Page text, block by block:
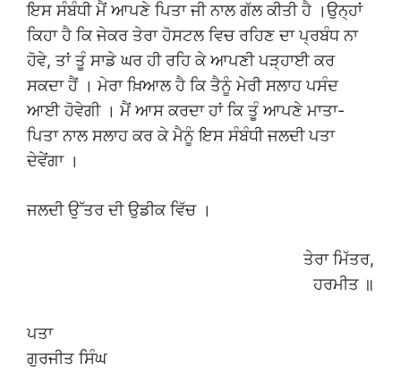
ਇਸ ਸੰਬੰਧੀ ਮੈਂ ਆਪਣੇ ਪਿਤਾ ਜੀ ਨਾਲ ਗੱਲ ਕੀਤੀ ਹੈ ।ਉਨ੍ਹਾਂ
ਕਿਹਾ ਹੈ ਕਿ ਜੇਕਰ ਤੇਰਾ ਹੋਸਟਲ ਵਿਚ ਰਹਿਣ ਦਾ ਪ੍ਰਬੰਧ ਨਾ
ਹੋਵੇ, ਤਾਂ ਤੂੰ ਸਾਡੇ ਘਰ ਹੀ ਰਹਿ ਕੇ ਆਪਣੀ ਪੜ੍ਹਾਈ ਕਰ
ਸਕਦਾ ਹੈਂ । ਮੇਰਾ ਖ਼ਿਆਲ ਹੈ ਕਿ ਤੈਨੂੰ ਮੇਰੀ ਸਲਾਹ ਪਸੰਦ
ਆਈ ਹੋਵੇਗੀ । ਮੈਂ ਆਸ ਕਰਦਾ ਹਾਂ ਕਿ ਤੂੰ ਆਪਣੇ ਮਾਤਾ-
ਪਿਤਾ ਨਾਲ ਸਲਾਹ ਕਰ ਕੇ ਮੈਨੂੰ ਇਸ ਸੰਬੰਧੀ ਜਲਦੀ ਪਤਾ
ਦੇਵੇਂਗਾ ।
ਜਲਦੀ ਉੱਤਰ ਦੀ ਉਡੀਕ ਵਿੱਚ ।
ਤੇਰਾ ਮਿੱਤਰ,
ਹਰਮੀਤ ॥
ਪਤਾ
ਗੁਰਜੀਤ ਸਿੰਘ